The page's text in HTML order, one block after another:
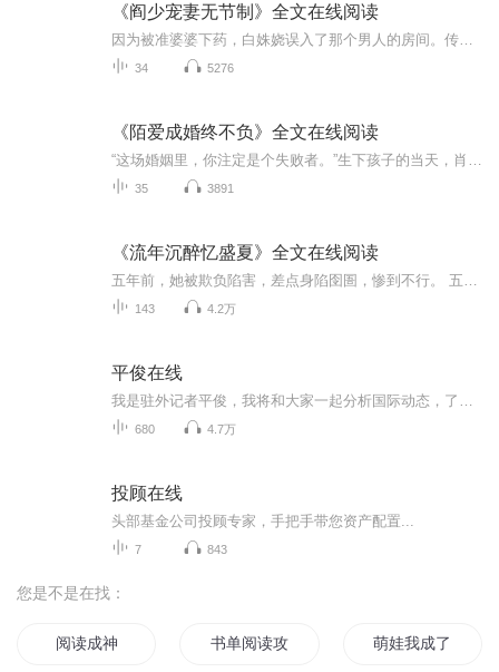
《阎少宠妻无节制》全文在线阅读
34 5276
《陌爱成婚终不负》全文在线阅读
35 3891
《流年沉醉忆盛夏》全文在线阅读
143 4.2万
平俊在线
680 4.7万
投顾在线
头部基金公司投顾专家，手把手带您资产配置...
7 843
您是不是在找：
阅读成神 书单阅读攻略 萌娃我成了女帝